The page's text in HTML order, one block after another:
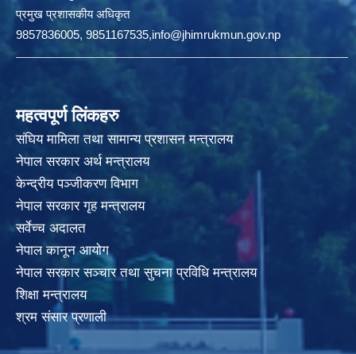
प्रमुख प्रशासकीय अधिकृत
9857836005, 9851167535,info@jhimrukmun.gov.np
महत्वपूर्ण लिंकहरु
संघिय मामिला तथा सामान्य प्रशासन मन्त्रालय
नेपाल सरकार अर्थ मन्त्रालय
केन्द्रीय पञ्जीकरण विभाग
नेपाल सरकार गृह मन्त्रालय
सर्वेच्च अदालत
नेपाल कानून आयोग
नेपाल सरकार सञ्चार तथा सुचना प्रविधि मन्त्रालय
शिक्षा मन्त्रालय
श्रम संसार प्रणाली